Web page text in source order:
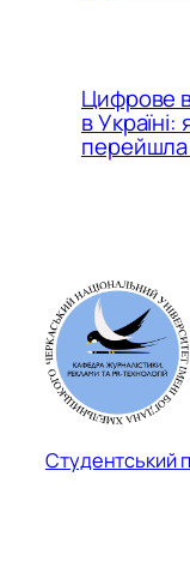
Цифрове
в
Студентський